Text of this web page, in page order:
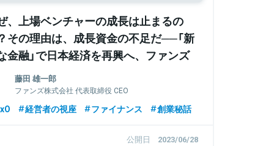
、上場ベンチャーの成長は止まるの
その理由は、成長資金の不足だ──「新
金融」で日本経済を再興へ、ファンズ
・若松の想い・狙いとは
藤田 雄一郎
ファンズ株式会社 代表取締役 CEO
経営者の視座 ファイナンス 創業秘話
公開日 2023/06/28